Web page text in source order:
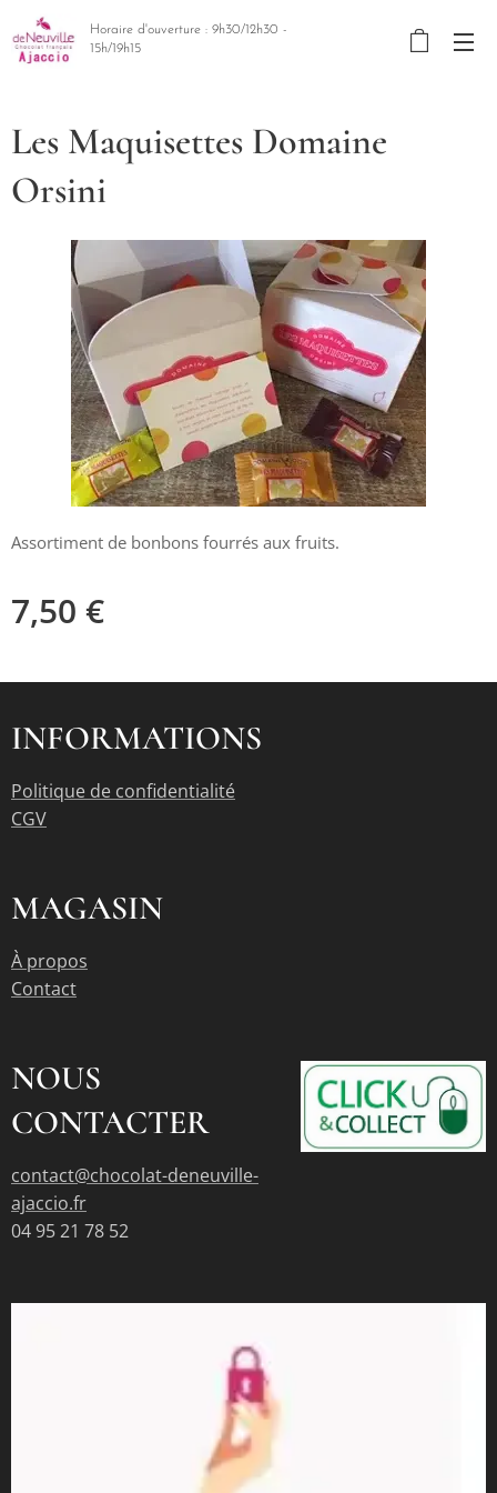
Horaire d'ouverture : 9h30/12h30 -
15h/19h15
Les Maquisettes Domaine
Orsini
Assortiment de bonbons fourrés aux fruits.
7,50 €
INFORMATIONS
Politique de confidentialité
CGV
MAGASIN
À propos
Contact
NOUS
CONTACTER
contact@chocolat-deneuville-
ajaccio.fr
04 95 21 78 52